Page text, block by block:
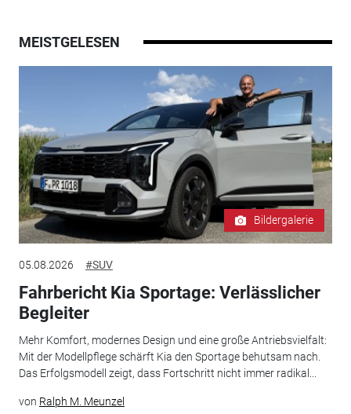
MEISTGELESEN
Bildergalerie
05.08.2026 #SUV
Fahrbericht Kia Sportage: Verlässlicher
Begleiter
Mehr Komfort, modernes Design und eine große Antriebsvielfalt:
Mit der Modellpflege schärft Kia den Sportage behutsam nach.
Das Erfolgsmodell zeigt, dass Fortschritt nicht immer radikal...
von Ralph M. Meunzel